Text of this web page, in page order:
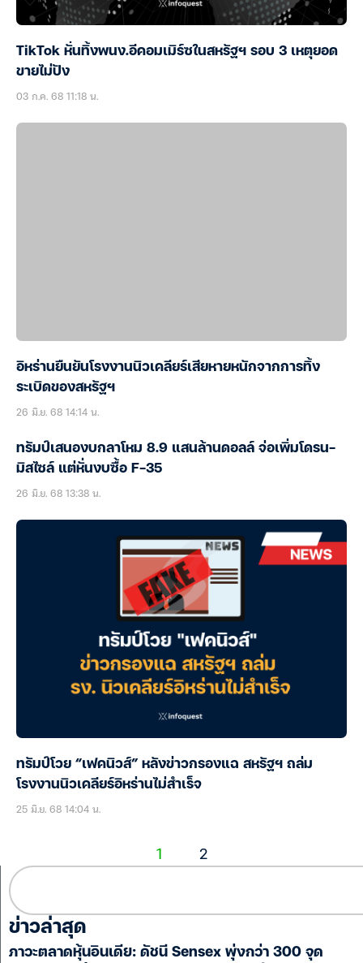
TikTok หั่นทิ้งพนง.อีคอมเมิร์ซในสหรัฐฯ รอบ 3 เหตุยอด
ขายไม่ปัง
03 ก.ค. 68 11:18 น.
อิหร่านยืนยันโรงงานนิวเคลียร์เสียหายหนักจากการทิ้ง
ระเบิดของสหรัฐฯ
26 มิ.ย. 68 14:14 น.
ทรัมป์เสนองบกลาโหม 8.9 แสนล้านดอลล์ จ่อเพิ่มโดรน-
มิสไซล์ แต่หั่นงบซื้อ F-35
26 มิ.ย. 68 13:38 น.
ทรัมป์โวย “เฟคนิวส์” หลังข่าวกรองแฉ สหรัฐฯ ถล่ม
โรงงานนิวเคลียร์อิหร่านไม่สำเร็จ
25 มิ.ย. 68 14:04 น.
1 2
ข่าวล่าสุด
ภาวะตลาดหุ้นอินเดีย: ดัชนี Sensex พุ่งกว่า 300 จุด